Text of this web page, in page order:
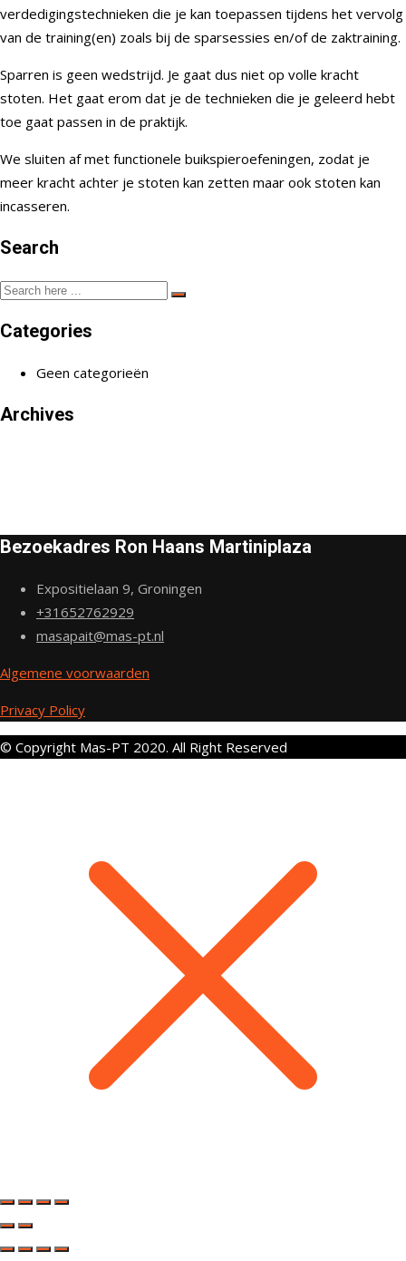
verdedigingstechnieken die je kan toepassen tijdens het vervolg
van de training(en) zoals bij de sparsessies en/of de zaktraining.
Sparren is geen wedstrijd. Je gaat dus niet op volle kracht
stoten. Het gaat erom dat je de technieken die je geleerd hebt
toe gaat passen in de praktijk.
We sluiten af met functionele buikspieroefeningen, zodat je
meer kracht achter je stoten kan zetten maar ook stoten kan
incasseren.
Search
Categories
Geen categorieën
Archives
Bezoekadres Ron Haans Martiniplaza
Expositielaan 9, Groningen
+31652762929
masapait@mas-pt.nl
Algemene voorwaarden
Privacy Policy
© Copyright Mas-PT 2020. All Right Reserved